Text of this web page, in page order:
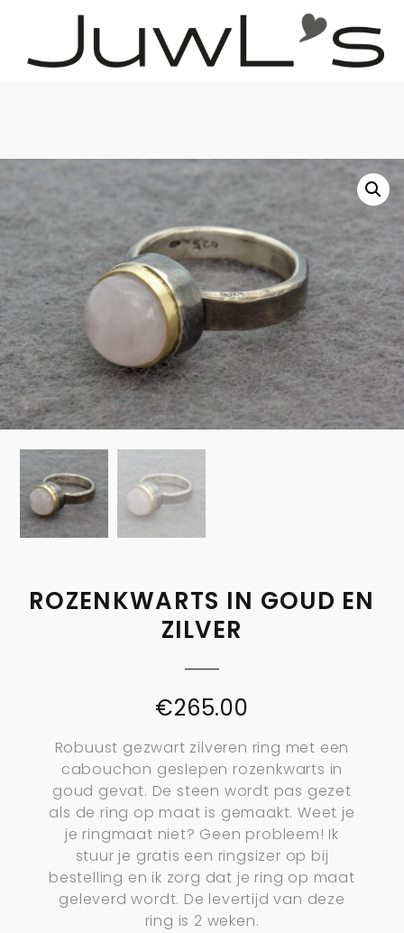
ROZENKWARTS IN GOUD EN
ZILVER
€265.00
Robuust gezwart zilveren ring met een
cabouchon geslepen rozenkwarts in
goud gevat. De steen wordt pas gezet
als de ring op maat is gemaakt. Weet je
je ringmaat niet? Geen probleem! Ik
stuur je gratis een ringsizer op bij
bestelling en ik zorg dat je ring op maat
geleverd wordt. De levertijd van deze
ring is 2 weken.